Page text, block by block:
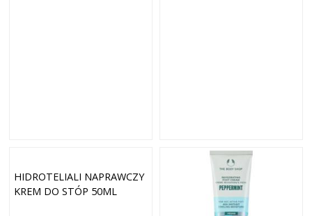
HIDROTELIALI NAPRAWCZY
KREM DO STÓP 50ML